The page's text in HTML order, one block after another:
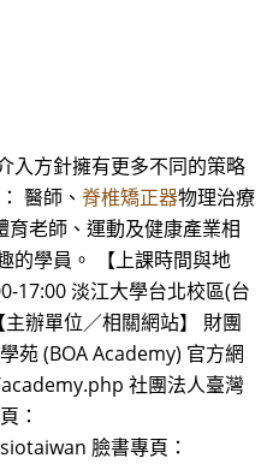
入方針擁有更多不同的策略
醫師、 脊椎矯正器物理治療
老師、運動及健康產業相
的學員。 【上課時間與地
17:00 淡江大學台北校區(台
辦單位／相關網站】 財團
苑 (BOA Academy) 官方網
社團法人臺灣
：
臉書專頁：